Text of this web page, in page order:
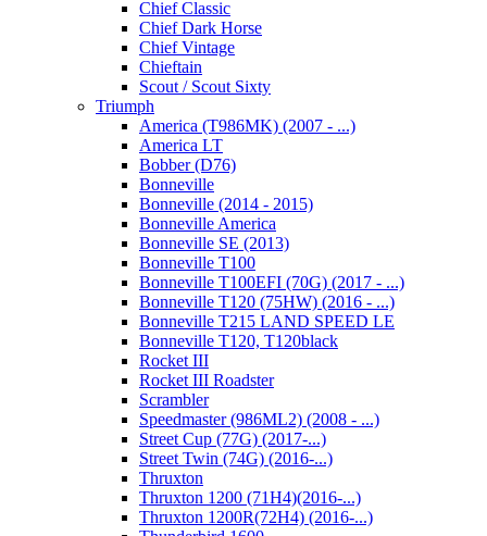
Chief Classic
Chief Dark Horse
Chief Vintage
Chieftain
Scout / Scout Sixty
Triumph
America (T986MK) (2007 - ...)
America LT
Bobber (D76)
Bonneville
Bonneville (2014 - 2015)
Bonneville America
Bonneville SE (2013)
Bonneville T100
Bonneville T100EFI (70G) (2017 - ...)
Bonneville T120 (75HW) (2016 - ...)
Bonneville T215 LAND SPEED LE
Bonneville T120, T120black
Rocket III
Rocket III Roadster
Scrambler
Speedmaster (986ML2) (2008 - ...)
Street Cup (77G) (2017-...)
Street Twin (74G) (2016-...)
Thruxton
Thruxton 1200 (71H4)(2016-...)
Thruxton 1200R(72H4) (2016-...)